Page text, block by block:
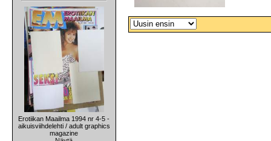
Erotiikan Maailma 1994 nr 4-5 -
aikuisviihdelehti / adult graphics
magazine